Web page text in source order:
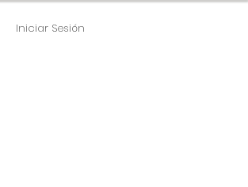
Iniciar Sesión